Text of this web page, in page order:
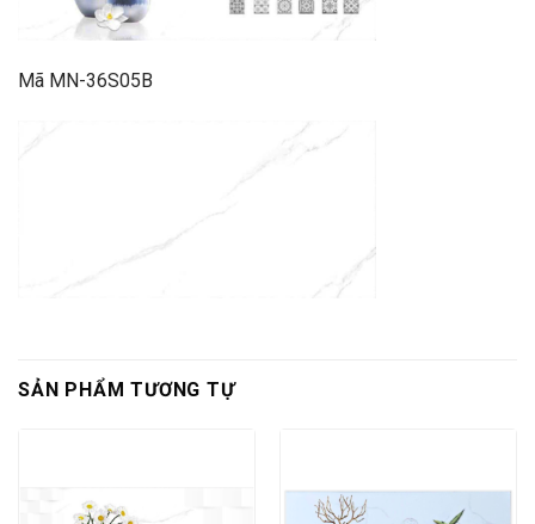
Mã MN-36S05B
SẢN PHẨM TƯƠNG TỰ